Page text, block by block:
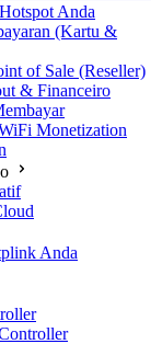
Anda
(Kartu &
of Sale (Reseller)
& Financeiro
Monetization
Anda